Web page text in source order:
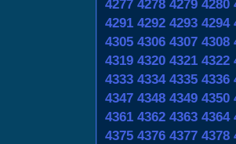
4277 4278 4279 4280
4291 4292 4293 4294
4305 4306 4307 4308
4319 4320 4321 4322
4333 4334 4335 4336
4347 4348 4349 4350
4361 4362 4363 4364
4375 4376 4377 4378